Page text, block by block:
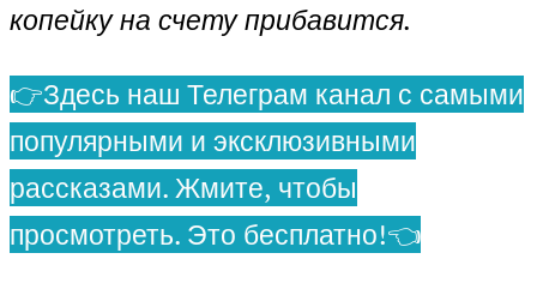
копейку на счету прибавится.
👉Здесь наш Телеграм канал с самыми
популярными и эксклюзивными
рассказами. Жмите, чтобы
просмотреть. Это бесплатно!👈